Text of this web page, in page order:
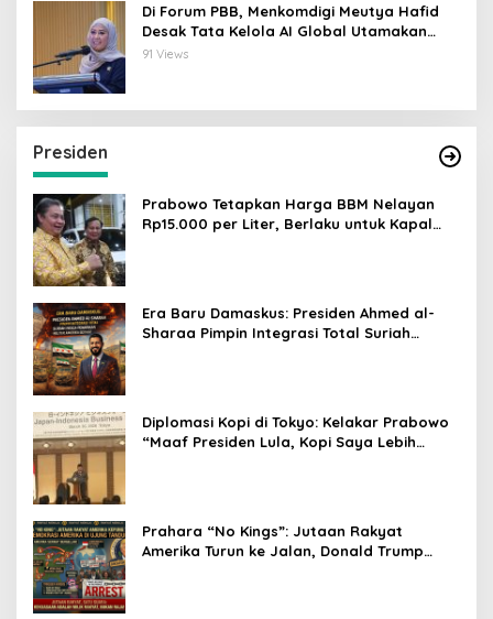
Di Forum PBB, Menkomdigi Meutya Hafid
Desak Tata Kelola AI Global Utamakan
Perlindungan Anak
91 Views
Presiden
Prabowo Tetapkan Harga BBM Nelayan
Rp15.000 per Liter, Berlaku untuk Kapal
Era Baru Damaskus: Presiden Ahmed al-
Sharaa Pimpin Integrasi Total Suriah
Diplomasi Kopi di Tokyo: Kelakar Prabowo
“Maaf Presiden Lula, Kopi Saya Lebih
Prahara “No Kings”: Jutaan Rakyat
Amerika Turun ke Jalan, Donald Trump